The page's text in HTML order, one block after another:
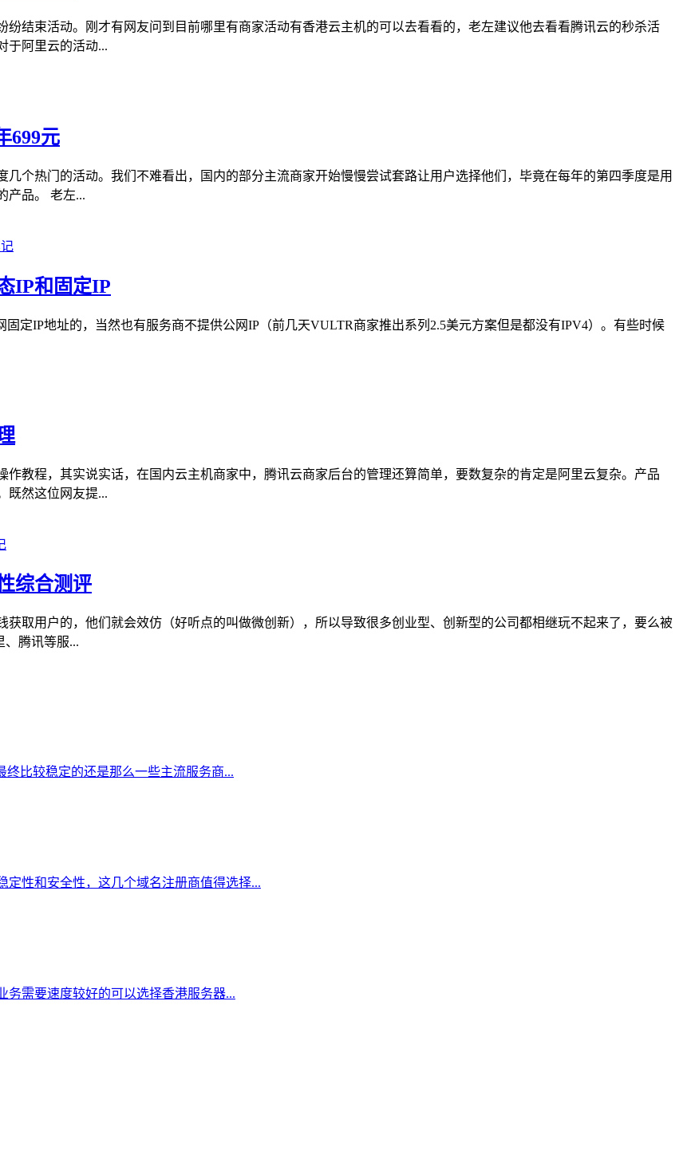
结束活动。刚才有网友问到目前哪里有商家活动有香港云主机的可以去看看的，老左建议他去看看腾讯云的秒杀活
于阿里云的活动...
699元
个热门的活动。我们不难看出，国内的部分主流商家开始慢慢尝试套路让用户选择他们，毕竟在每年的第四季度是用
产品。 老左...
IP和固定IP
定IP地址的，当然也有服务商不提供公网IP（前几天VULTR商家推出系列2.5美元方案但是都没有IPV4）。有些时候
教程，其实说实话，在国内云主机商家中，腾讯云商家后台的管理还算简单，要数复杂的肯定是阿里云复杂。产品
既然这位网友提...
综合测评
取用户的，他们就会效仿（好听点的叫做微创新），所以导致很多创业型、创新型的公司都相继玩不起来了，要么被
、腾讯等服...
比较稳定的还是那么一些主流服务商...
性和安全性，这几个域名注册商值得选择...
务需要速度较好的可以选择香港服务器...